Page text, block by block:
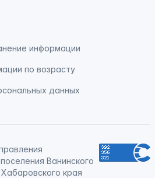
информации
по возрасту
данных
Ванинского
края